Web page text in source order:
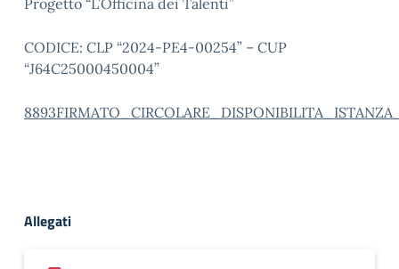
Progetto “L’Officina dei Talenti”
CODICE: CLP “2024-PE4-00254” – CUP
“J64C25000450004”
Allegati